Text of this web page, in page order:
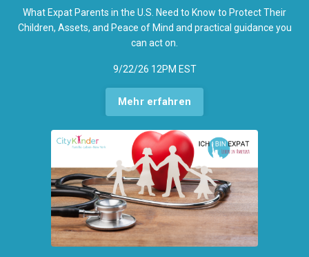
What Expat Parents in the U.S. Need to Know to Protect Their
Children, Assets, and Peace of Mind and practical guidance you
can act on.
9/22/26 12PM EST
Mehr erfahren